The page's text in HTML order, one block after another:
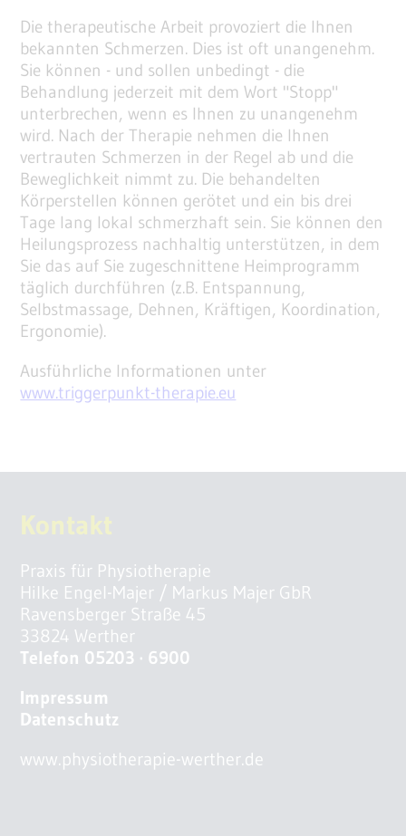
Die therapeutische Arbeit provoziert die Ihnen
bekannten Schmerzen. Dies ist oft unangenehm.
Sie können - und sollen unbedingt - die
Behandlung jederzeit mit dem Wort "Stopp"
unterbrechen, wenn es Ihnen zu unangenehm
wird. Nach der Therapie nehmen die Ihnen
vertrauten Schmerzen in der Regel ab und die
Beweglichkeit nimmt zu. Die behandelten
Körperstellen können gerötet und ein bis drei
Tage lang lokal schmerzhaft sein. Sie können den
Heilungsprozess nachhaltig unterstützen, in dem
Sie das auf Sie zugeschnittene Heimprogramm
täglich durchführen (z.B. Entspannung,
Selbstmassage, Dehnen, Kräftigen, Koordination,
Ergonomie).
Ausführliche Informationen unter
www.triggerpunkt-therapie.eu
Kontakt
Praxis für Physiotherapie
Hilke Engel-Majer / Markus Majer GbR
Ravensberger Straße 45
33824 Werther
Telefon 05203 · 6900
Impressum
Datenschutz
www.physiotherapie-werther.de